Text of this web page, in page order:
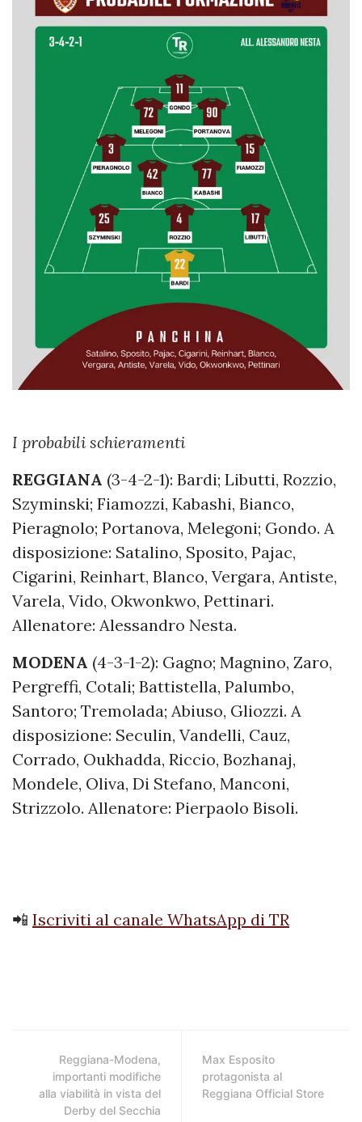
I probabili schieramenti
REGGIANA (3-4-2-1): Bardi; Libutti, Rozzio,
Szyminski; Fiamozzi, Kabashi, Bianco,
Pieragnolo; Portanova, Melegoni; Gondo. A
disposizione: Satalino, Sposito, Pajac,
Cigarini, Reinhart, Blanco, Vergara, Antiste,
Varela, Vido, Okwonkwo, Pettinari.
Allenatore: Alessandro Nesta.
MODENA (4-3-1-2): Gagno; Magnino, Zaro,
Pergreffi, Cotali; Battistella, Palumbo,
Santoro; Tremolada; Abiuso, Gliozzi. A
disposizione: Seculin, Vandelli, Cauz,
Corrado, Oukhadda, Riccio, Bozhanaj,
Mondele, Oliva, Di Stefano, Manconi,
Strizzolo. Allenatore: Pierpaolo Bisoli.
📲 Iscriviti al canale WhatsApp di TR
Reggiana-Modena,
importanti modifiche
alla viabilità in vista del
Derby del Secchia
Max Esposito
protagonista al
Reggiana Official Store